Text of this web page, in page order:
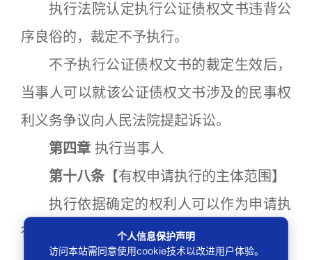
执行法院认定执行公证债权文书违背公
序良俗的，裁定不予执行。
不予执行公证债权文书的裁定生效后，
当事人可以就该公证债权文书涉及的民事权
利义务争议向人民法院提起诉讼。
第四章 执行当事人
第十八条 【有权申请执行的主体范围】
执行依据确定的权利人可以作为申请执
行人。
个人信息保护声明
访问本站需同意使用cookie技术以改进用户体验。